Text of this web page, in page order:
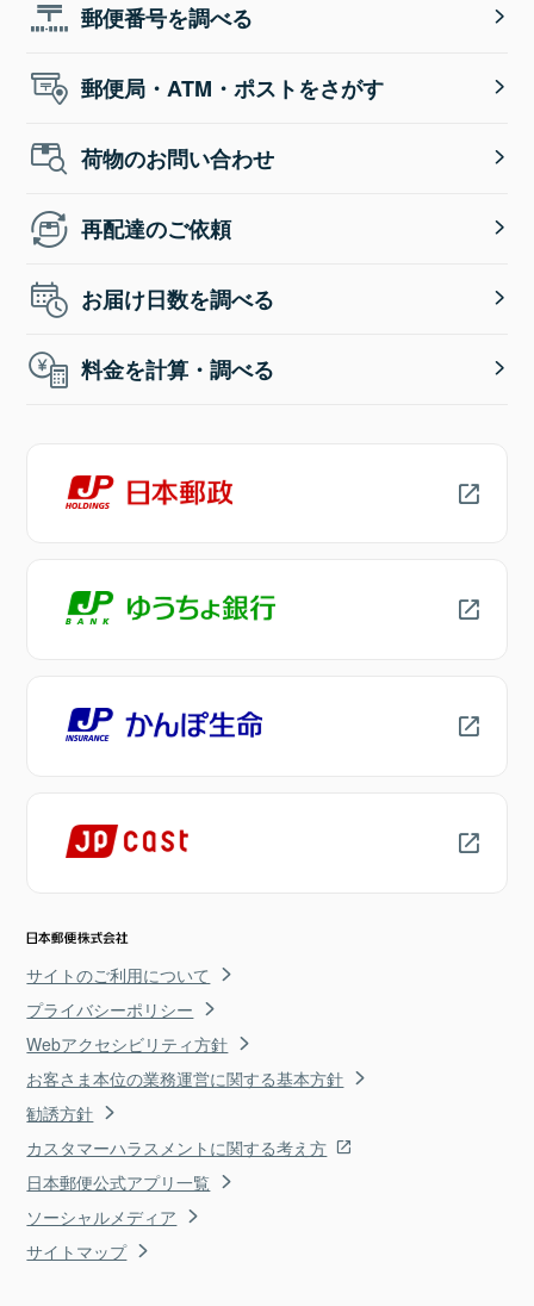
郵便番号を調べる
郵便局・ATM・ポストをさがす
荷物のお問い合わせ
再配達のご依頼
お届け日数を調べる
料金を計算・調べる
サイトのご利用について
プライバシーポリシー
Webアクセシビリティ方針
お客さま本位の業務運営に関する基本方針
勧誘方針
カスタマーハラスメントに関する考え方
日本郵便公式アプリ一覧
ソーシャルメディア
サイトマップ